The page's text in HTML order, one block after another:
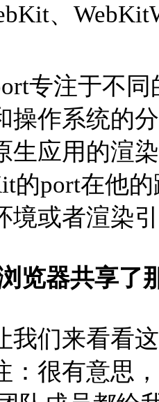
、
专注于不
操作系统的
生应用的渲
的port在他
境或者渲染
览器共享了
我们来看看
：很有意思